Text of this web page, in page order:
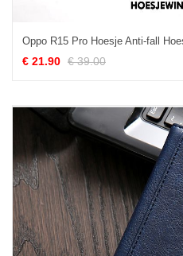
€ 21.90 € 39.00